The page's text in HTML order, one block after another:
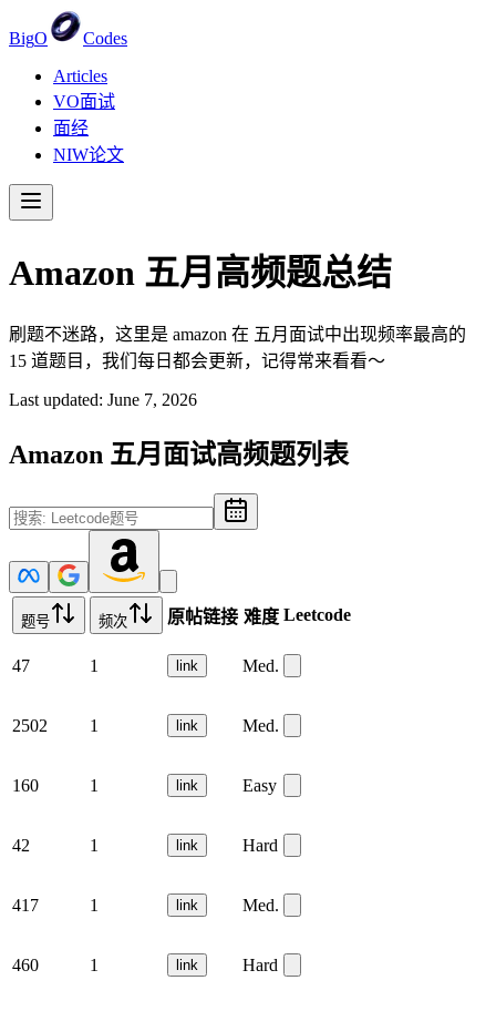
BigO
Codes
Articles
VO面试
面经
NIW论文
Amazon 五月 高频题总结
刷题不迷路，这里是 amazon 在 五月面试中出现频率最高的
15 道题目，我们每日都会更新，记得常来看看～
Last updated: June 7, 2026
Amazon 五月 面试高频题列表
题号 频次 原帖链接 难度 Leetcode
47 1 link Med.
2502 1 link Med.
160 1 link Easy
42 1 link Hard
417 1 link Med.
460 1 link Hard